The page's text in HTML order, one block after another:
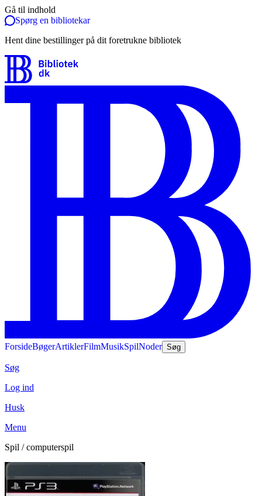
Gå til indhold
Spørg en bibliotekar
Hent dine bestillinger på dit foretrukne bibliotek
ForsideBøgerArtiklerFilmMusikSpilNoder Søg
Søg
Log ind
Husk
Menu
Spil / computerspil